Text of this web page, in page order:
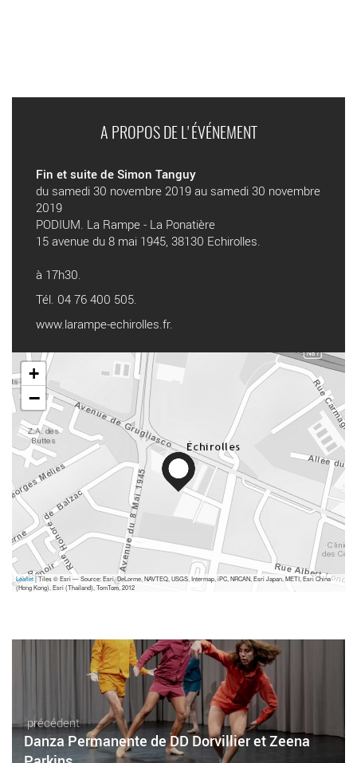
A PROPOS DE L'ÉVÉNEMENT
Fin et suite de Simon Tanguy
du samedi 30 novembre 2019 au samedi 30 novembre
2019
PODIUM. La Rampe - La Ponatière
15 avenue du 8 mai 1945, 38130 Echirolles.
à 17h30.
Tél. 04 76 400 505.
www.larampe-echirolles.fr.
+
−
Leaflet| Tiles © Esri — Source: Esri, DeLorme, NAVTEQ, USGS, Intermap, iPC, NRCAN, Esri Japan, METI, Esri China
(Hong Kong), Esri (Thailand), TomTom, 2012
précédent
Danza Permanente de DD Dorvillier et Zeena